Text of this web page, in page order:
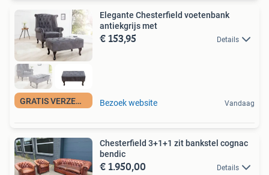
GRATIS VERZENDING
Elegante Chesterfield voetenbank
antiekgrijs met
€ 153,95 Details
Bezoek website Vandaag
Chesterfield 3+1+1 zit bankstel cognac
bendic
€ 1.950,00 Details